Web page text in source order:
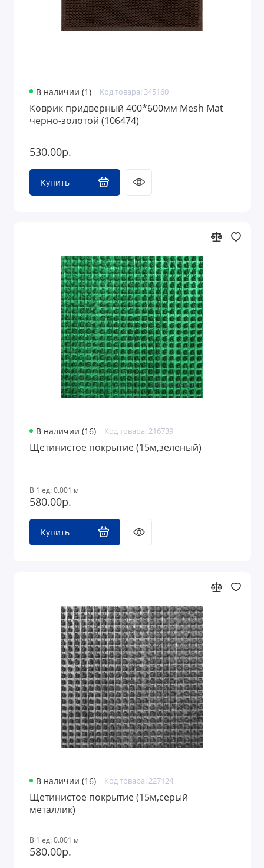
В наличии (1) Код товара: 345160
Коврик придверный 400*600мм Mesh Mat
черно-золотой (106474)
530.00р.
Купить
В наличии (16) Код товара: 216739
Щетинистое покрытие (15м,зеленый)
В 1 ед: 0.001 м
580.00р.
Купить
В наличии (16) Код товара: 227124
Щетинистое покрытие (15м,серый
металлик)
В 1 ед: 0.001 м
580.00р.